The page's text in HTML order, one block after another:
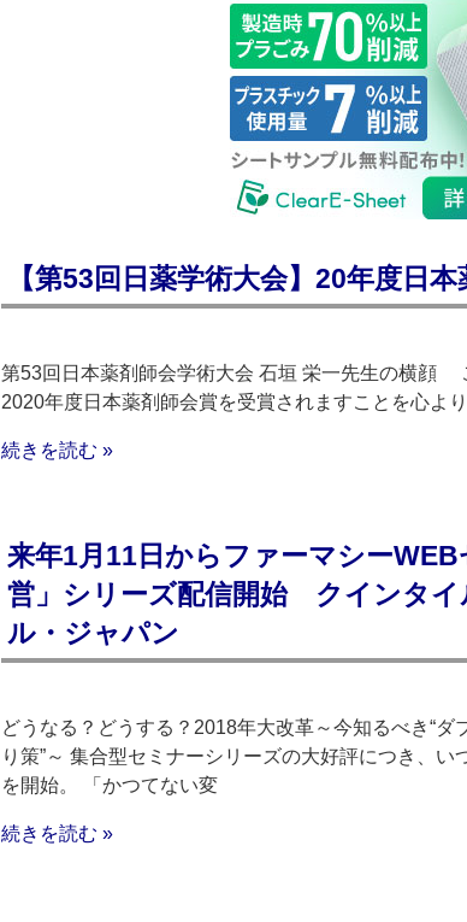
【第53回日薬学術大会】20年度日
第53回日本薬剤師会学術大会 石垣 栄一先生の横顔
2020年度日本薬剤師会賞を受賞されますことを心
続きを読む »
来年1月11日からファーマシー
営」シリーズ配信開始 クインタイ
ル・ジャパン
どうなる？どうする？2018年大改革～今知るべき“ダ
り策”～ 集合型セミナーシリーズの大好評につき、
を開始。 「かつてない変
続きを読む »